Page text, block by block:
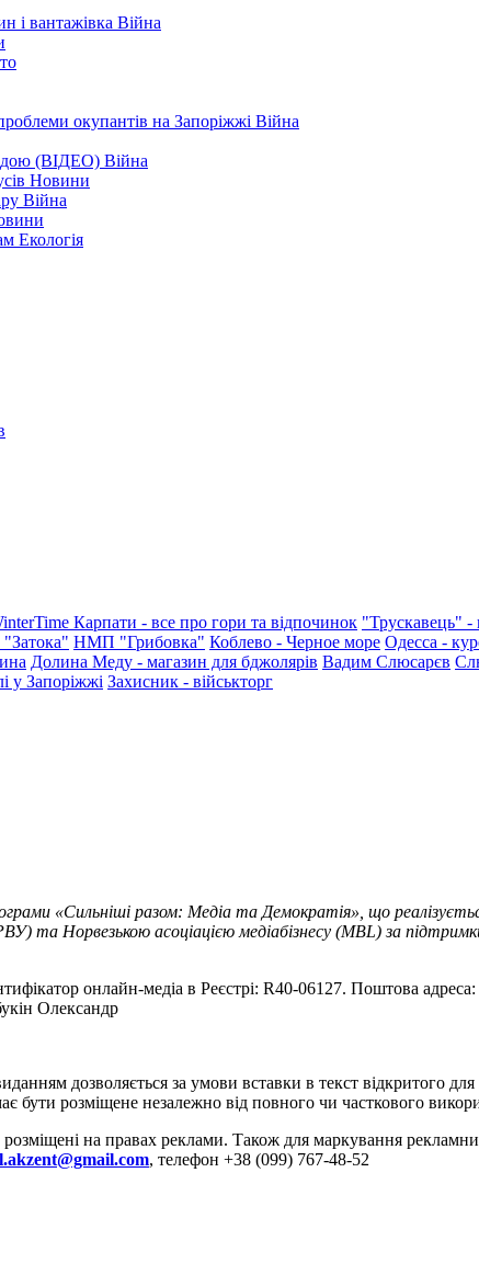
і вантажівка Війна
окупантів на Запоріжжі Війна
(ВІДЕО) Війна
Новини
Війна
Екологія
Карпати - все про гори та відпочинок "Трускавець" -
НМП "Грибовка" Коблево - Черное море Одесса -
Долина Меду - магазин для бджолярів Вадим Слюсарєв
у Запоріжжі Захисник - військторг
«Сильніші разом: Медіа та Демократія», що
та Норвезькою асоціацією медіабізнесу (MBL) за
онлайн-медіа в Реєстрі: R40-06127. Поштова
Олександр
дозволяється за умови вставки в текст відкритого
розміщене незалежно від повного чи часткового
на правах реклами. Також для маркування
, телефон +38 (099) 767-48-52